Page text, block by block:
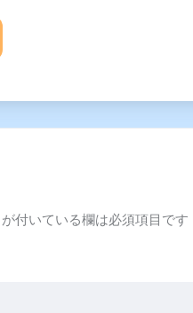
が付いている欄は必須項目です